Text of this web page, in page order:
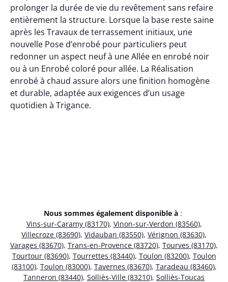
prolonger la durée de vie du revêtement sans refaire
entièrement la structure. Lorsque la base reste saine
après les Travaux de terrassement initiaux, une
nouvelle Pose d’enrobé pour particuliers peut
redonner un aspect neuf à une Allée en enrobé noir
ou à un Enrobé coloré pour allée. La Réalisation
enrobé à chaud assure alors une finition homogène
et durable, adaptée aux exigences d’un usage
quotidien à Trigance.
Nous sommes également disponible à :
Vins-sur-Caramy (83170), Vinon-sur-Verdon (83560),
Villecroze (83690), Vidauban (83550), Vérignon (83630),
Varages (83670), Trans-en-Provence (83720), Tourves (83170),
Tourtour (83690), Tourrettes (83440), Toulon (83200), Toulon
(83100), Toulon (83000), Tavernes (83670), Taradeau (83460),
Tanneron (83440), Solliès-Ville (83210), Solliès-Toucas